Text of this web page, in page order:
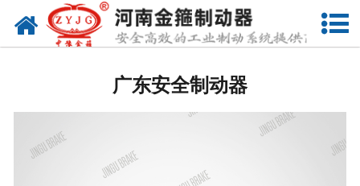
网站首页
广东液压气动两用鼓式制动器
广东安全制动器